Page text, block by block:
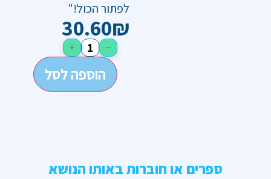
לפתור הכול!"
30.60₪
−
+
הוספה לסל
ספרים או חוברות באותו הנושא